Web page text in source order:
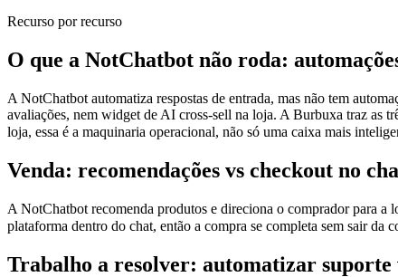
Recurso por recurso
O que a NotChatbot não roda:
A NotChatbot automatiza respostas de entrada, mas não tem
avaliações, nem widget de AI cross-sell na loja. A Burbuxa traz as
loja, essa é a maquinaria operacional, não só uma caixa mais
Venda: recomendações vs checkout no
A NotChatbot recomenda produtos e direciona o comprador para
plataforma dentro do chat, então a compra se completa sem sair da
Trabalho a resolver: automatizar suporte